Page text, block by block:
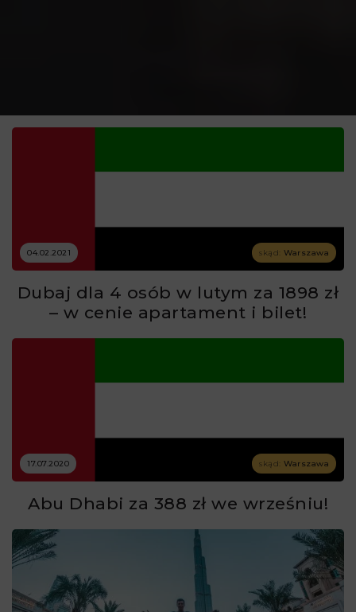
04.02.2021 skąd: Warszawa
Dubaj dla 4 osób w lutym za 1898 zł
– w cenie apartament i bilet!
17.07.2020 skąd: Warszawa
Abu Dhabi za 388 zł we wrześniu!